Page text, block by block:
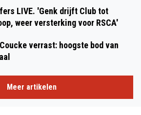
LIVE. 'Genk drijft Club tot
weer versterking voor RSCA'
verrast: hoogste bod van
Meer artikelen